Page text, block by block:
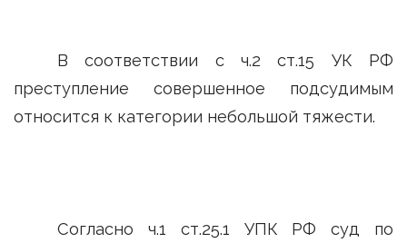
В соответствии с ч.2 ст.15 УК РФ
преступление совершенное подсудимым
относится к категории небольшой тяжести.
Согласно ч.1 ст.25.1 УПК РФ суд по